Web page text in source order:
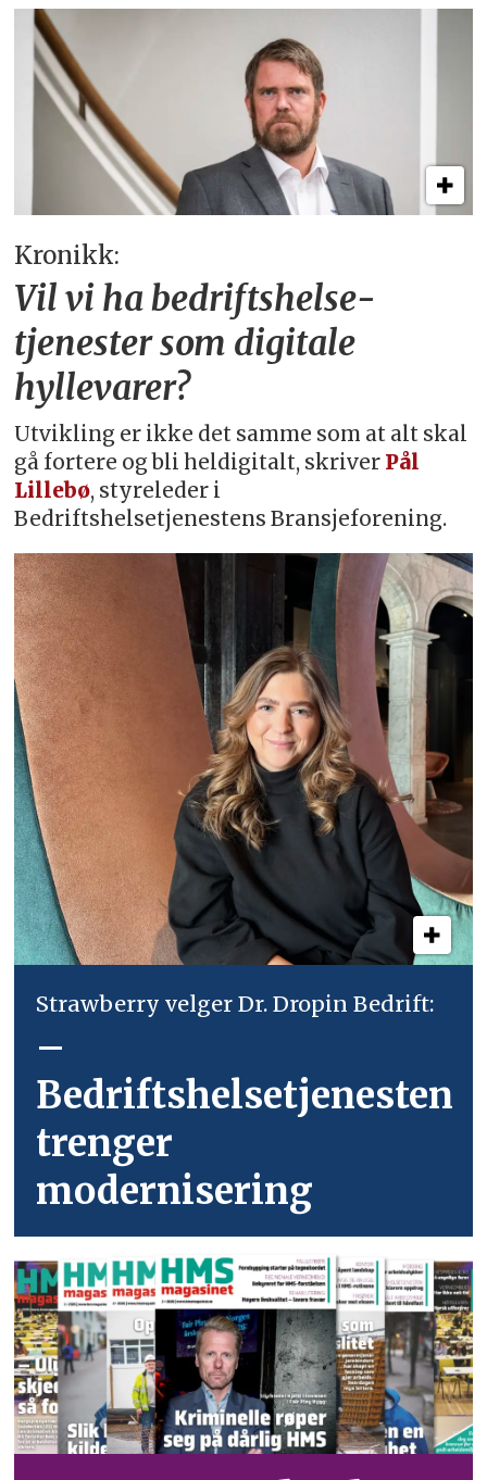
Kronikk:
Vil vi ha bedriftshelse­
tjenester som digitale
hyllevarer?
Utvikling er ikke det samme som at alt skal
gå fortere og bli heldigitalt, skriver Pål
Lillebø, styreleder i
Bedriftshelsetjenestens Bransjeforening.
Strawberry velger Dr. Dropin Bedrift:
–
Bedriftshelsetjenesten
trenger
modernisering